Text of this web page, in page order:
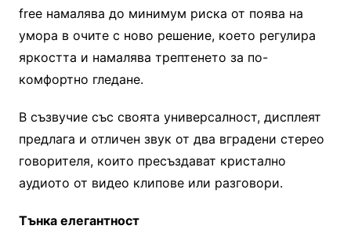
free намалява до минимум риска от поява на
умора в очите с ново решение, което регулира
яркостта и намалява трептенето за по-
комфортно гледане.
В съзвучие със своята универсалност, дисплеят
предлага и отличен звук от два вградени стерео
говорителя, които пресъздават кристално
аудиото от видео клипове или разговори.
Тънка елегантност